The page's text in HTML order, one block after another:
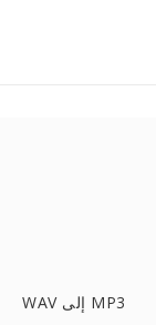
WAV إلى MP3